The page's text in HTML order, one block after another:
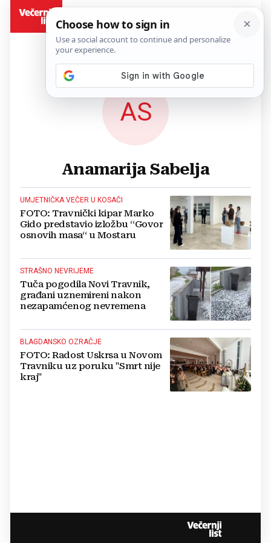
AS
Anamarija Sabelja
UMJETNIČKA VEČER U KOSAČI
FOTO: Travnički kipar Marko
Gido predstavio izložbu “Govor
osnovih masa“ u Mostaru
STRAŠNO NEVRIJEME
Tuča pogodila Novi Travnik,
građani uznemireni nakon
nezapamćenog nevremena
BLAGDANSKO OZRAČJE
FOTO: Radost Uskrsa u Novom
Travniku uz poruku "Smrt nije
kraj"